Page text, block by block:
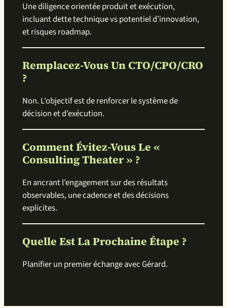
Une diligence orientée produit et exécution,
incluant dette technique vs potentiel d’innovation,
et risques roadmap.
Remplacez-Vous Un CTO/CPO/CRO
?
Non. L’objectif est de renforcer le système de
décision et d’exécution.
Comment Évitez-Vous Le «
Consulting Theater » ?
En ancrant l’engagement sur des résultats
observables, une cadence et des décisions
explicites.
Quelle Est La Prochaine Étape ?
Planifier un premier échange avec Gérard.